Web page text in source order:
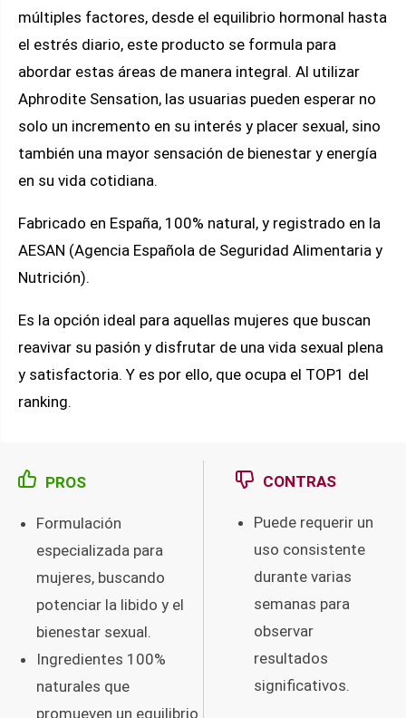
múltiples factores, desde el equilibrio hormonal hasta
el estrés diario, este producto se formula para
abordar estas áreas de manera integral. Al utilizar
Aphrodite Sensation, las usuarias pueden esperar no
solo un incremento en su interés y placer sexual, sino
también una mayor sensación de bienestar y energía
en su vida cotidiana.
Fabricado en España, 100% natural, y registrado en la
AESAN (Agencia Española de Seguridad Alimentaria y
Nutrición).
Es la opción ideal para aquellas mujeres que buscan
reavivar su pasión y disfrutar de una vida sexual plena
y satisfactoria. Y es por ello, que ocupa el TOP1 del
ranking.
PROS
Formulación
especializada para
mujeres, buscando
potenciar la libido y el
bienestar sexual.
Ingredientes 100%
naturales que
promueven un equilibrio
CONTRAS
Puede requerir un
uso consistente
durante varias
semanas para
observar
resultados
significativos.